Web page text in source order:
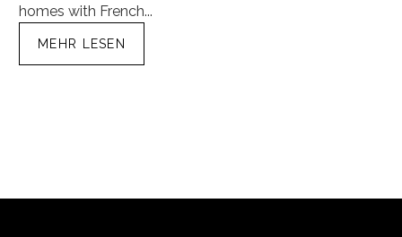
homes with French...
MEHR LESEN